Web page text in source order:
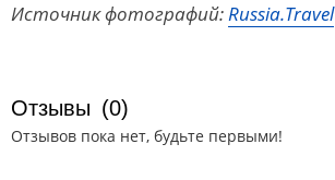
Источник фотографий:Russia.Travel
Отзывы (0)
Отзывов пока нет, будьте первыми!